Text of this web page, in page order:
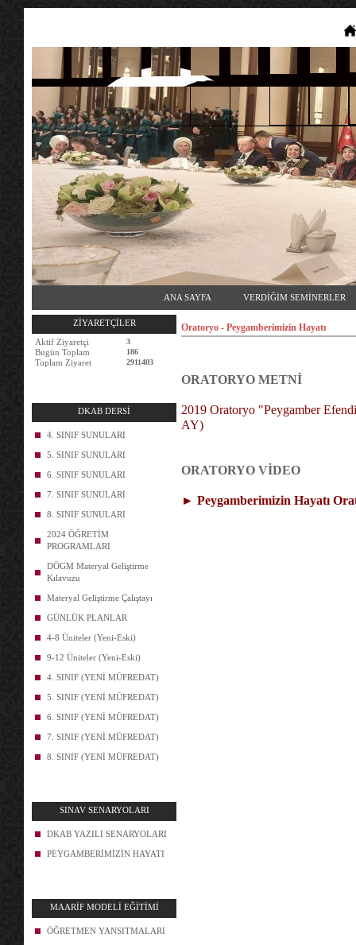
ANA SAYFA VERDİĞİM SEMİNERLER
ZİYARETÇİLER
Aktif Ziyaretçi
3
Bugün Toplam 186
Toplam Ziyaret 2911403
DKAB DERSİ
4. SINIF SUNULARI
5. SINIF SUNULARI
6. SINIF SUNULARI
7. SINIF SUNULARI
8. SINIF SUNULARI
2024 ÖĞRETİM
PROGRAMLARI
DÖGM Materyal Geliştirme
Kılavuzu
Materyal Geliştirme Çalıştayı
GÜNLÜK PLANLAR
4-8 Üniteler (Yeni-Eski)
9-12 Üniteler (Yeni-Eski)
4. SINIF (YENİ MÜFREDAT)
5. SINIF (YENİ MÜFREDAT)
6. SINIF (YENİ MÜFREDAT)
7. SINIF (YENİ MÜFREDAT)
8. SINIF (YENİ MÜFREDAT)
SINAV SENARYOLARI
DKAB YAZILI SENARYOLARI
PEYGAMBERİMİZİN HAYATI
MAARİF MODELİ EĞİTİMİ
ÖĞRETMEN YANSITMALARI
Oratoryo - Peygamberimizin Hayatı
ORATORYO METNİ
2019 Oratoryo "Peygamber
AY)
ORATORYO VİDEO
► Peygamberimizin Hayatı